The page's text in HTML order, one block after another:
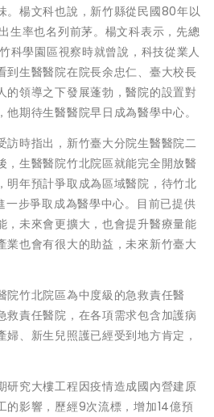
。楊文科也說，新竹縣從民國80年以
生率也名列前茅。楊文科表示，先總
科學園區視察時就曾說，科技從業人
到生醫醫院在院長余忠仁、臺大校長
的領導之下發展蓬勃，醫院的設置對
期待生醫醫院早日成為醫學中心。
訪時指出，新竹臺大分院生醫醫院二
，生醫醫院竹北院區就能完全開放醫
明年預計爭取成為區域醫院，待竹北
步爭取成為醫學中心。目前已提供
，未來會更擴大，也會提升醫療量能
業也會有很大的助益，未來新竹臺大
院竹北院區為中度級的急救責任醫
救責任醫院，在各項需求包含加護病
、新生兒照護已經受到地方肯定，
研究大樓工程因疫情造成國內營建原
的影響，歷經9次流標，增加14億預